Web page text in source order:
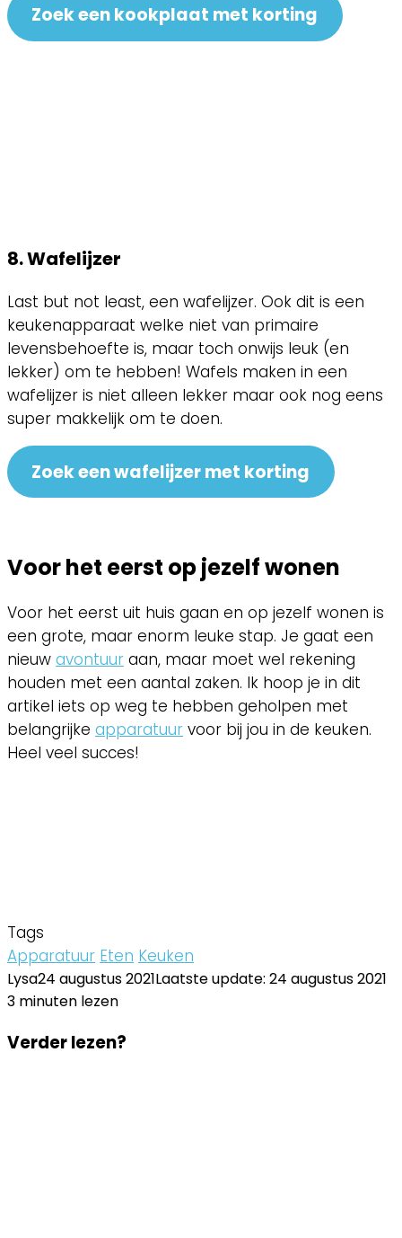
Zoek een kookplaat met korting
8. Wafelijzer
Last but not least, een wafelijzer. Ook dit is een
keukenapparaat welke niet van primaire
levensbehoefte is, maar toch onwijs leuk (en
lekker) om te hebben! Wafels maken in een
wafelijzer is niet alleen lekker maar ook nog eens
super makkelijk om te doen.
Zoek een wafelijzer met korting
Voor het eerst op jezelf wonen
Voor het eerst uit huis gaan en op jezelf wonen is
een grote, maar enorm leuke stap. Je gaat een
nieuw avontuur aan, maar moet wel rekening
houden met een aantal zaken. Ik hoop je in dit
artikel iets op weg te hebben geholpen met
belangrijke apparatuur voor bij jou in de keuken.
Heel veel succes!
Tags
Apparatuur Eten Keuken
Lysa24 augustus 2021Laatste update: 24 augustus 2021
3 minuten lezen
via
via
Verder lezen?